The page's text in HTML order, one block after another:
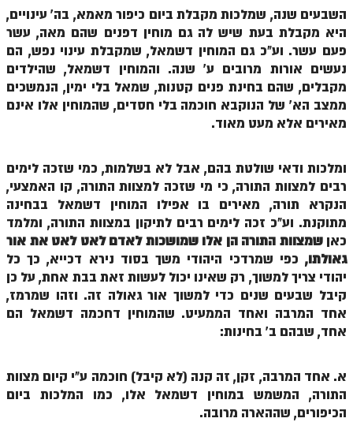
הקדשות על דיסקים
תרומות
לאתר הבית
לאתר ספר הרב
לדף היומי בתע"ס
הזמן סט זוהר
ספרים להורדה
מנוע חיפוש בכתבי בעל הסולם
השבעים שנה, שמלכות מקבלת ביום כיפור מאמא, בה' עינויים,
היא מקבלת בעת שיש לה גם מוחין דפנים שהם מאה, עשר
פעם עשר. וע"כ גם המוחין דשמאל, שמקבלת עינוי נפש, הם
נעשים אורות מרובים ע' שנה. והמוחין דשמאל, שהילדים
מקבלים, שהם בחינת פנים קטנות, שמאל בלי ימין, הנמשכים
ממצב הא' של הנוקבא חוכמה בלי חסדים, שהמוחין אלו אינם
מאירים אלא מעט מאוד.
ומלכות ודאי שולטת בהם, אבל לא בשלמות, כמי שזכה לימים
רבים למצוות התורה, כי מי שזכה למצוות התורה, קו האמצעי,
הנקרא תורה, מאירים בו אפילו המוחין דשמאל בבחינה
מתוקנת. וע"כ זכה לימים רבים לתיקון במצוות התורה, ומלמד
כאןשמצוות התורה הן אלו שמושכות לאדם לאט לאט את אור
גאולתו, כפי שמרדכי היהודי משך בסוד נירא דכייא, כך כל
יהודי צריך למשוך, רק שאינו יכול לעשות זאת בבת אחת, על כן
קיבל שבעים שנים כדי למשוך אור גאולה זה. וזהו שמרמז,
אחד המרבה ואחד הממעיט. שהמוחין דחכמה דשמאל הם
אחד, שבהם ב' בחינות:
א. אחד המרבה, זקן, זה קנה (לא קיבל) חוכמה ע"י קיום מצוות
התורה, המשמש במוחין דשמאל אלו, כמו המלכות ביום
הכיפורים, שההארה מרובה.